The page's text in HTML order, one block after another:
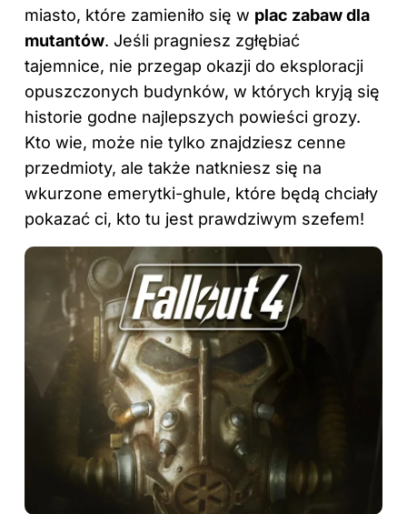
miasto, które zamieniło się w plac zabaw dla
mutantów. Jeśli pragniesz zgłębiać
tajemnice, nie przegap okazji do eksploracji
opuszczonych budynków, w których kryją się
historie godne najlepszych powieści grozy.
Kto wie, może nie tylko znajdziesz cenne
przedmioty, ale także natkniesz się na
wkurzone emerytki-ghule, które będą chciały
pokazać ci, kto tu jest prawdziwym szefem!